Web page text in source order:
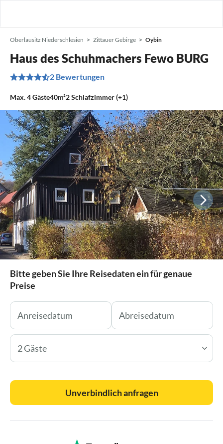
Oberlausitz Niederschlesien Zittauer Gebirge Oybin
Haus des Schuhmachers Fewo BURG
2 Bewertungen
Max.4Gäste40m²2Schlafzimmer (+1)
Bitte geben Sie Ihre Reisedaten ein für genaue
Preise
2 Gäste
Unverbindlich anfragen